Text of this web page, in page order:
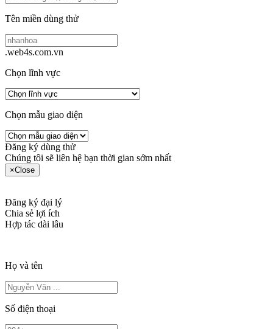
Tên miền dùng thử
.web4s.com.vn
Chọn lĩnh vực
Chọn mẫu giao diện
Đăng ký dùng thử
Chúng tôi sẽ liên hệ bạn thời gian sớm nhất
×Close
Đăng ký đại lý
Chia sẻ lợi ích
Hợp tác dài lâu
Họ và tên
Số điện thoại